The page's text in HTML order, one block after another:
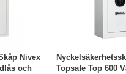
Nivex
och
Topsafe Top 600